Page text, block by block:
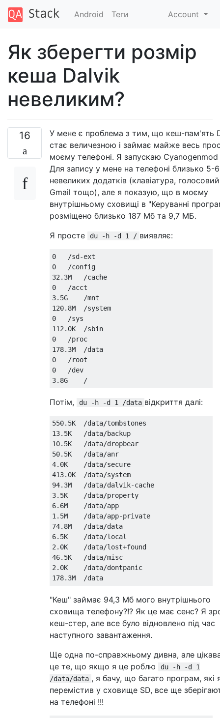
Android Теги Account
Як зберегти розмір
кеша Dalvik
невеликим?
16
У мене є проблема з тим, що кеш-пам'ять
стає величезною і займає майже весь
моєму телефоні. Я запускаю Cyanogenmod
Для запису у мене на телефоні близько 5-6
невеликих додатків (клавіатура,
Gmail тощо), але я показую, що в моєму
внутрішньому сховищі в "Керуванні
розміщено близько 187 Мб та 9,7 МБ.
Я просте
du -h -d 1 / виявляє:
0   /sd-ext
0   /config
32.3M   /cache
0   /acct
3.5G    /mnt
120.8M  /system
0   /sys
112.0K  /sbin
0   /proc
178.3M  /data
0   /root
0   /dev
Потім, du -h -d 1 /data відкриття далі:
550.5K  /data/tombstones
13.5K   /data/backup
10.5K   /data/dropbear
50.5K   /data/anr
4.0K    /data/secure
413.0K  /data/system
94.3M   /data/dalvik-cache
3.5K    /data/property
6.6M    /data/app
1.5M    /data/app-private
74.8M   /data/data
6.5K    /data/local
2.0K    /data/lost+found
46.5K   /data/misc
2.0K    /data/dontpanic
"Кеш" займає 94,3 Мб мого внутрішнього
сховища телефону?!? Як це має сенс? Я
кеш-стер, але все було відновлено під час
наступного завантаження.
Ще одна по-справжньому дивна, але
це те, що якщо я це роблю
du -h -d 1
/data/data , я бачу, що багато програм, які
перемістив у сховище SD, все ще
на телефоні !!!